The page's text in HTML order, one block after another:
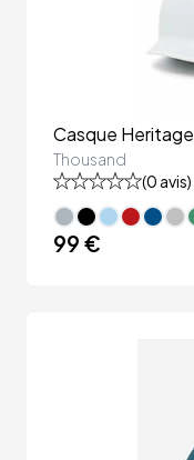
Casque Heritage
Thousand
(0 avis)
99 €